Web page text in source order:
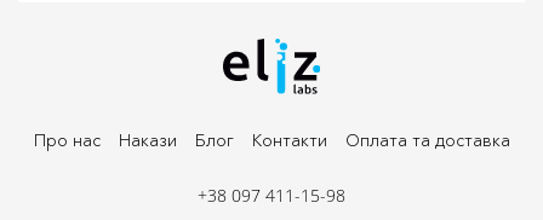
Про нас Накази Блог Контакти Оплата та доставка
+38 097 411-15-98